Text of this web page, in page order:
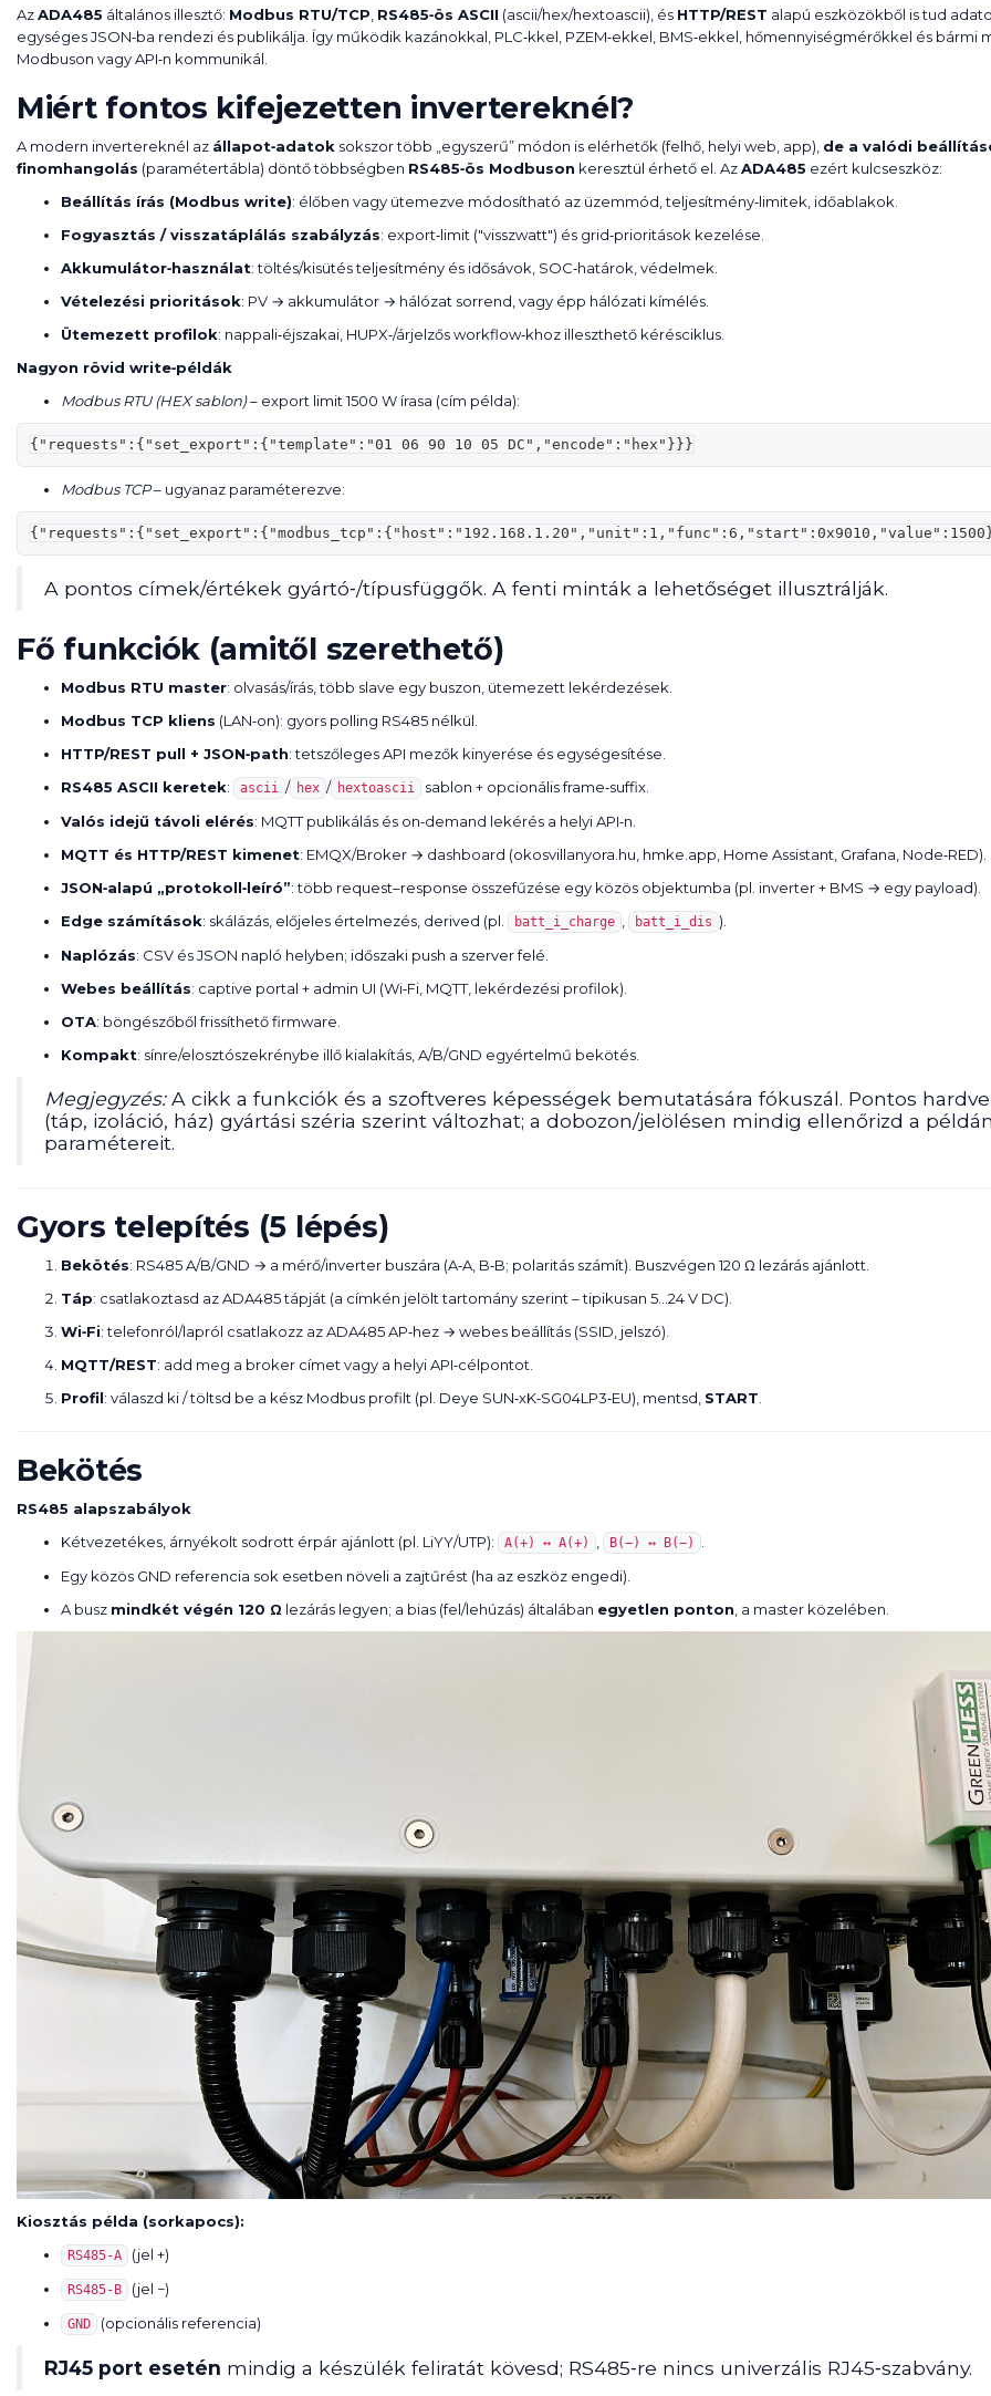
AzADA485 általános illesztő: Modbus RTU/TCP RS485‑ös ASCII (ascii/hex/hextoascii), és HTTP/REST alapú eszközökből is tud
egységes JSON‑ba rendezi és publikálja. Így működik kazánokkal, PLC‑kkel, PZEM‑ekkel, BMS‑ekkel, hőmennyiségmérőkkel és bármi
Modbuson vagy API‑n kommunikál.
Miért fontos kifejezetten invertereknél?
A modern invertereknél az állapot‑adatok sokszor több „egyszerű” módon is elérhetők (felhő, helyi web, app), de a valódi
finomhangolás (paramétertábla) döntő többségben RS485‑ös Modbuson keresztül érhető el. AzADA485 ezért kulcseszköz:
Beállítás írás (Modbus write): élőben vagy ütemezve módosítható az üzemmód, teljesítmény‑limitek, időablakok.
Fogyasztás / visszatáplálás szabályzás: export‑limit ("visszwatt") és grid‑prioritások kezelése.
Akkumulátor‑használat: töltés/kisütés teljesítmény és idősávok, SOC‑határok, védelmek.
Vételezési prioritások: PV → akkumulátor → hálózat sorrend, vagy épp hálózati kímélés.
Ütemezett profilok: nappali‑éjszakai, HUPX‑/árjelzős workflow‑khoz illeszthető kérésciklus.
Nagyon rövid write‑példák
Modbus RTU (HEX sablon)– export limit 1500 W írasa (cím példa):
{"requests":{"set_export":{"template":"01 06 90 10 05 DC","encode":"hex"}}}
Modbus TCP– ugyanaz paraméterezve:
A pontos címek/értékek gyártó‑/típusfüggők. A fenti minták a lehetőséget illusztrálják.
Fő funkciók (amitől szerethető)
Modbus RTU master: olvasás/írás, több slave egy buszon, ütemezett lekérdezések.
Modbus TCP kliens (LAN‑on): gyors polling RS485 nélkül.
HTTP/REST pull + JSON‑path: tetszőleges API mezők kinyerése és egységesítése.
RS485 ASCII keretek: ascii / hex / hextoascii
sablon + opcionális frame‑suffix.
Valós idejű távoli elérés: MQTT publikálás és on‑demand lekérés a helyi API‑n.
MQTT és HTTP/REST kimenet: EMQX/Broker → dashboard (okosvillanyora.hu, hmke.app, Home Assistant, Grafana, Node‑RED).
JSON‑alapú „protokoll‑leíró”: több request–response összefűzése egy közös objektumba (pl. inverter + BMS → egy payload).
Edge számítások: skálázás, előjeles értelmezés, derived (pl. batt_i_charge batt_i_dis ).
Naplózás: CSV és JSON napló helyben; időszaki push a szerver felé.
Webes beállítás: captive portal + admin UI (Wi‑Fi, MQTT, lekérdezési profilok).
OTA: böngészőből frissíthető firmware.
Kompakt: sínre/elosztószekrénybe illő kialakítás, A/B/GND egyértelmű bekötés.
Megjegyzés:A cikk a funkciók és a szoftveres képességek bemutatására fókuszál. Pontos
(táp, izoláció, ház) gyártási széria szerint változhat; a dobozon/jelölésen mindig ellenőrizd a
paramétereit.
Gyors telepítés (5 lépés)
Bekötés: RS485 A/B/GND → a mérő/inverter buszára (A‑A, B‑B; polaritás számít). Buszvégen 120 Ω lezárás ajánlott.
Táp: csatlakoztasd az ADA485 tápját (a címkén jelölt tartomány szerint – tipikusan 5…24 V DC).
Wi‑Fi: telefonról/lapról csatlakozz az ADA485 AP‑hez → webes beállítás (SSID, jelszó).
MQTT/REST: add meg a broker címet vagy a helyi API‑célpontot.
Profil: válaszd ki / töltsd be a kész Modbus profilt (pl. Deye SUN‑xK‑SG04LP3‑EU), mentsd, START
Bekötés
RS485 alapszabályok
Kétvezetékes, árnyékolt sodrott érpár ajánlott (pl. LiYY/UTP):
A(+) ↔ A(+) B(−) ↔ B(−)
Egy közös GND referencia sok esetben növeli a zajtűrést (ha az eszköz engedi).
A busz mindkét végén 120 Ω lezárás legyen; a bias (fel/lehúzás) általában egyetlen ponton , a master közelében.
Kiosztás példa (sorkapocs):
RS485-A (jel +)
RS485-B (jel −)
GND (opcionális referencia)
RJ45 port esetén mindig a készülék feliratát kövesd; RS485‑re nincs univerzális RJ45‑szabvány.